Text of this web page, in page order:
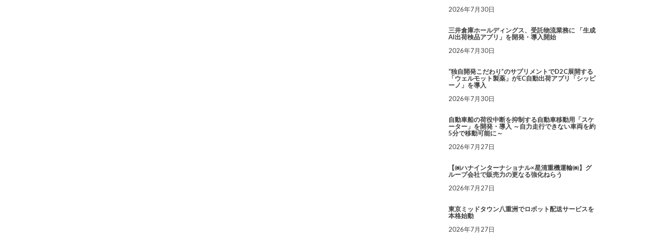
2026年7月30日
三井倉庫ホールディングス、受託物流業務に 「生成
AI出荷検品アプリ」を開発・導入開始
2026年7月30日
“独自開発こだわり”のサプリメントでD2C展開する
「ウェルモット製薬」がEC自動出荷アプリ「シッピ
ーノ」を導入
2026年7月30日
自動車船の荷役中断を抑制する自動車移動用「スケ
ーター」を開発・導入 ～自力走行できない車両を約
5分で移動可能に～
2026年7月27日
【㈱ハナインターナショナル×星清重機運輸㈱】グ
ループ会社で販売力の更なる強化ねらう
2026年7月27日
東京ミッドタウン八重洲でロボット配送サービスを
本格始動
2026年7月27日